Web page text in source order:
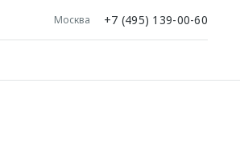
Москва +7 (495) 139-00-60